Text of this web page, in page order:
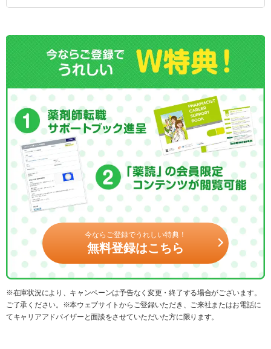
今ならご登録でうれしい特典！
無料登録はこちら
※在庫状況により、キャンペーンは予告なく変更・終了する場合がございます。
ご了承ください。※本ウェブサイトからご登録いただき、ご来社またはお電話に
てキャリアアドバイザーと面談をさせていただいた方に限ります。